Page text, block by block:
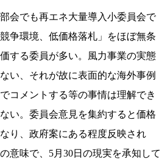
会でも再エネ大量導入小委員会で
争環境、低価格落札」をほぼ無条
する委員が多い。風力事業の実態
い、それが故に表面的な海外事例
コメントする等の事情は理解でき
い。委員会意見を集約すると価格
り、政府案にある程度反映され
意味で、5月30日の現実を承知して